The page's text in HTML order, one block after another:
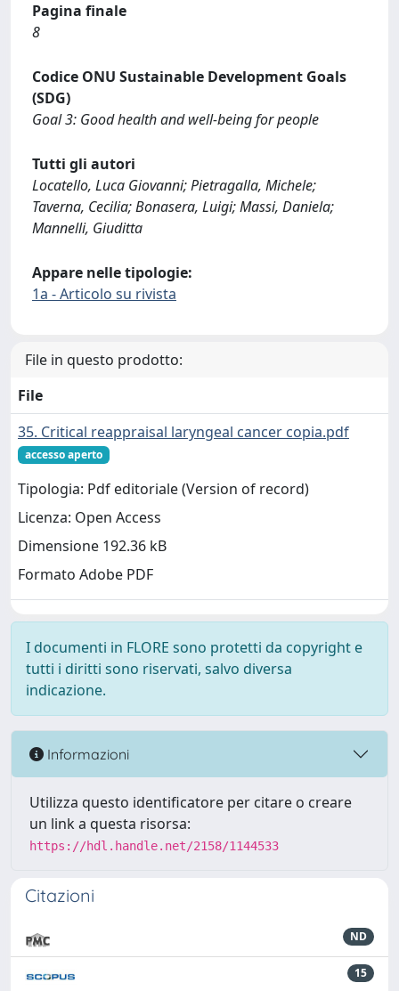
Pagina finale
8
Codice ONU Sustainable Development Goals
(SDG)
Goal 3: Good health and well-being for people
Tutti gli autori
Locatello, Luca Giovanni; Pietragalla, Michele;
Taverna, Cecilia; Bonasera, Luigi; Massi, Daniela;
Mannelli, Giuditta
Appare nelle tipologie:
1a - Articolo su rivista
File in questo prodotto:
File
35. Critical reappraisal laryngeal cancer copia.pdf
accesso aperto
Tipologia: Pdf editoriale (Version of record)
Licenza: Open Access
Dimensione 192.36 kB
Formato Adobe PDF
I documenti in FLORE sono protetti da copyright e
tutti i diritti sono riservati, salvo diversa
indicazione.
Informazioni
Utilizza questo identificatore per citare o creare
un link a questa risorsa:
https://hdl.handle.net/2158/1144533
Citazioni
ND
15